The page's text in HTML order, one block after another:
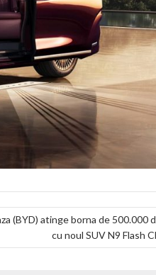
(BYD) atinge borna de 500.000
cu noul SUV N9 Flash